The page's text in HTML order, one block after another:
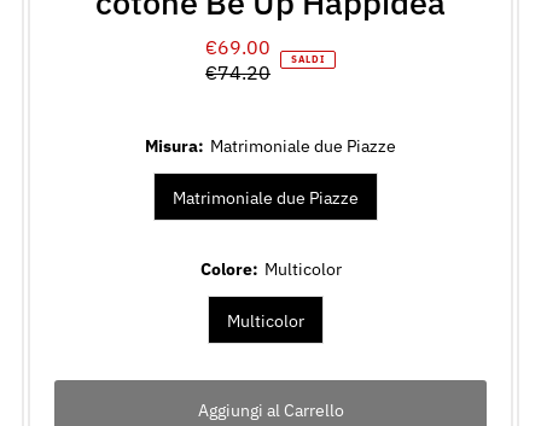
Prezzo
di
€69.00
Prezzo
€74.20
SALDI
Misura: Matrimoniale due Piazze
Matrimoniale due Piazze
Colore: Multicolor
Multicolor